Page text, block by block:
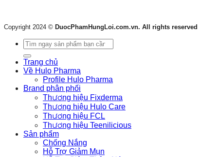
Copyright 2024 © DuocPhamHungLoi.com.vn. All rights reserved
Tìm
kiếm:
Trang chủ
Về Hulo Pharma
Profile Hulo Pharma
Brand phân phối
Thương hiệu Fixderma
Thương hiệu Hulo Care
Thương hiệu FCL
Thương hiệu Teenilicious
Sản phẩm
Chống Nắng
Hỗ Trợ Giảm Mụn